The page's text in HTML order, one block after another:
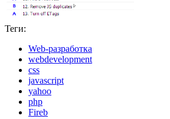
Теги:
Web-разработка
webdevelopment
css
javascript
yahoo
php
Fireb